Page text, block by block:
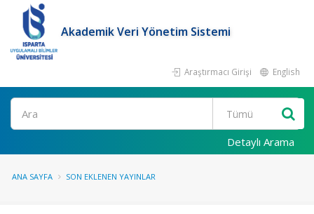
Akademik Veri Yönetim Sistemi
Araştırmacı Girişi English
Ara
Detaylı Arama
ANA SAYFA SON EKLENEN YAYINLAR